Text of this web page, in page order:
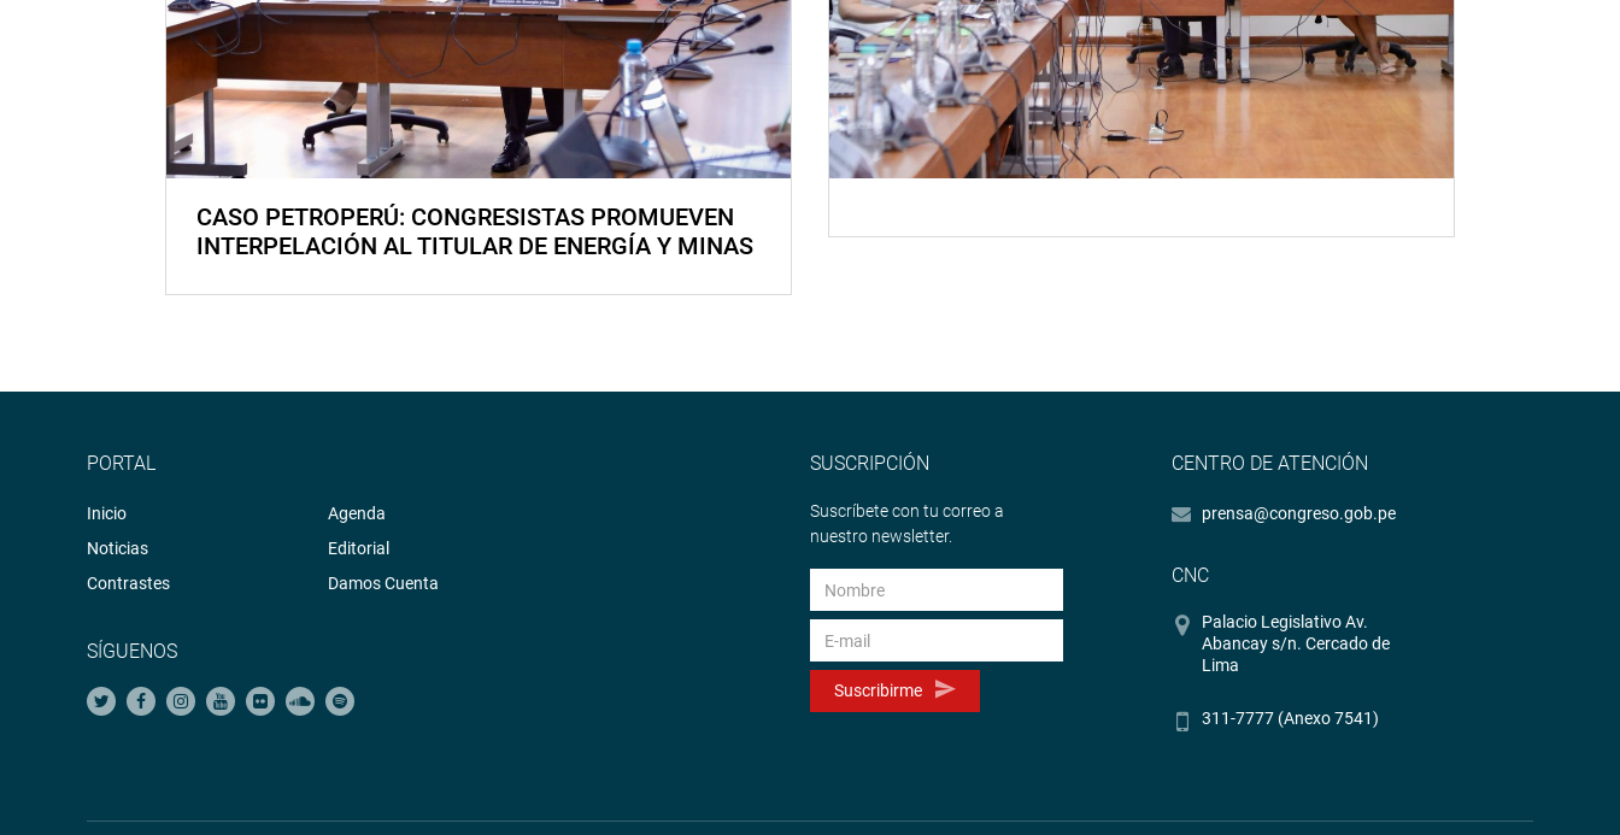
CASO PETROPERÚ: CONGRESISTAS PROMUEVEN
INTERPELACIÓN AL TITULAR DE ENERGÍA Y MINAS
PORTAL
Inicio
Noticias
Contrastes
Agenda
Editorial
Damos Cuenta
SÍGUENOS
SUSCRIPCIÓN
Suscríbete con tu correo a
nuestro newsletter.
Suscribirme
CENTRO DE ATENCIÓN
prensa@congreso.gob.pe
CNC
Palacio Legislativo Av.
Abancay s/n. Cercado de
Lima
311-7777 (Anexo 7541)